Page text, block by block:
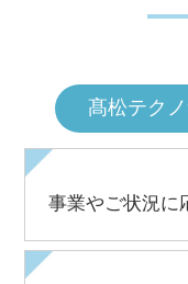
髙松テク
事業やご状況に